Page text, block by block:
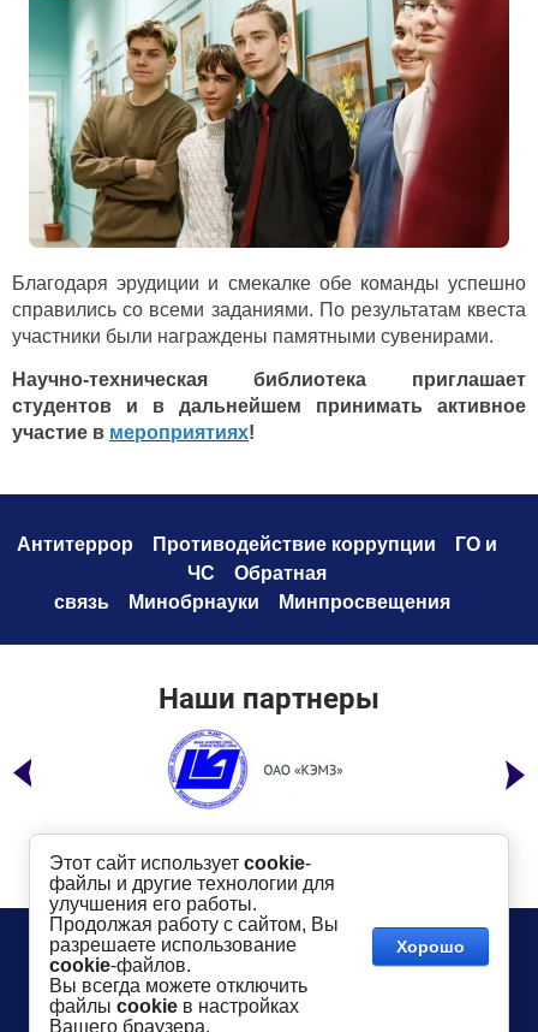
Благодаря эрудиции и смекалке обе команды успешно
справились со всеми заданиями. По результатам квеста
участники были награждены памятными сувенирами.
Научно-техническая библиотека приглашает
студентов и в дальнейшем принимать активное
участие в мероприятиях!
Антитеррор Противодействие коррупции
ГО и
ЧС
Обратная
связь
Минобрнауки Минпросвещения
Наши партнеры
Телефон:8 (49232) 6-96-00
Адрес: г. Ковров, ул. Маяковского, 19
Показать на карте
©2016- 2026КГТУ им. В.А. Дегтярева
Сайт создан в:
megagroup.ru
Этот сайт использует cookie-
файлы и другие технологии для
улучшения его работы.
Продолжая работу с сайтом, Вы
разрешаете использование
cookie-файлов.
Вы всегда можете отключить
файлы cookie в настройках
Вашего браузера.
Хорошо